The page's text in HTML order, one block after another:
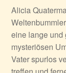
Alicia
eine lange und
mysteriösen
Vater spurlos